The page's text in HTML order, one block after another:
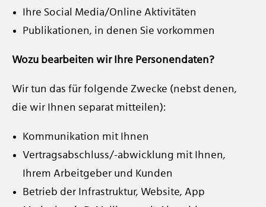
Ihre Social Media/Online Aktivitäten
Publikationen, in denen Sie vorkommen
Wozu bearbeiten wir Ihre Personendaten?
Wir tun das für folgende Zwecke (nebst denen,
die wir Ihnen separat mitteilen):
Kommunikation mit Ihnen
Vertragsabschluss/-abwicklung mit Ihnen,
Ihrem Arbeitgeber und Kunden
Betrieb der Infrastruktur, Website, App